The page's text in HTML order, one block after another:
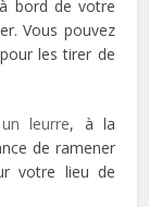
bord de votre
Vous pouvez
les tirer de
leurre, à la
de ramener
votre lieu de